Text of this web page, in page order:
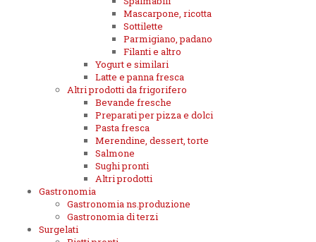
Mascarpone, ricotta
Sottilette
Parmigiano, padano
Filanti e altro
Yogurt e similari
Latte e panna fresca
Altri prodotti da frigorifero
Bevande fresche
Preparati per pizza e dolci
Pasta fresca
Merendine, dessert, torte
Salmone
Sughi pronti
Altri prodotti
Gastronomia
Gastronomia ns.produzione
Gastronomia di terzi
Surgelati